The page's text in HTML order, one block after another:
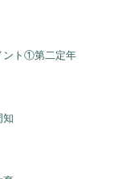
ント①第二定年
知